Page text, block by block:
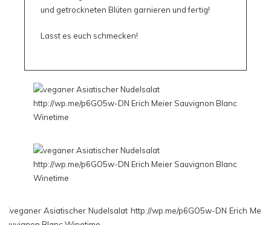
und getrockneten Blüten garnieren und fertig!
Lasst es euch schmecken!